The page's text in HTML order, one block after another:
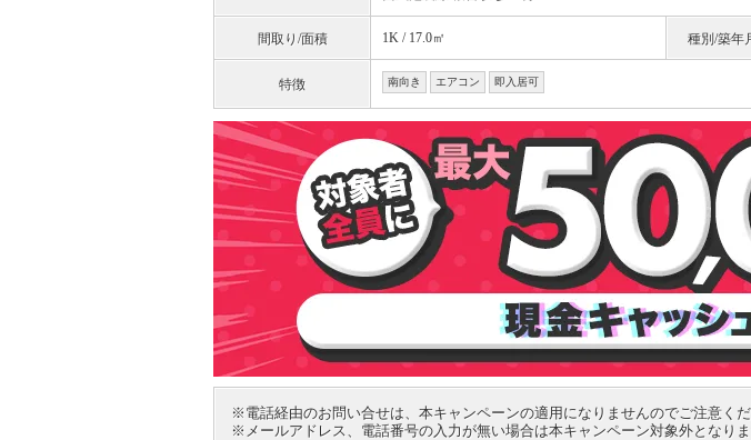
間取り/面積 1K / 17.0㎡ 種別/築年
特徴 南向き エアコン 即入居可
※電話経由のお問い合せは、本キャンペーンの適用になりませんのでご注意くだ
※メールアドレス、電話番号の入力が無い場合は本キャンペーン対象外となりま